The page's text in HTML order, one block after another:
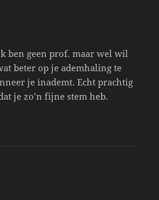
ben geen prof. maar wel wil
beter op je ademhaling te
je inademt. Echt prachtig
je zo’n fijne stem heb.